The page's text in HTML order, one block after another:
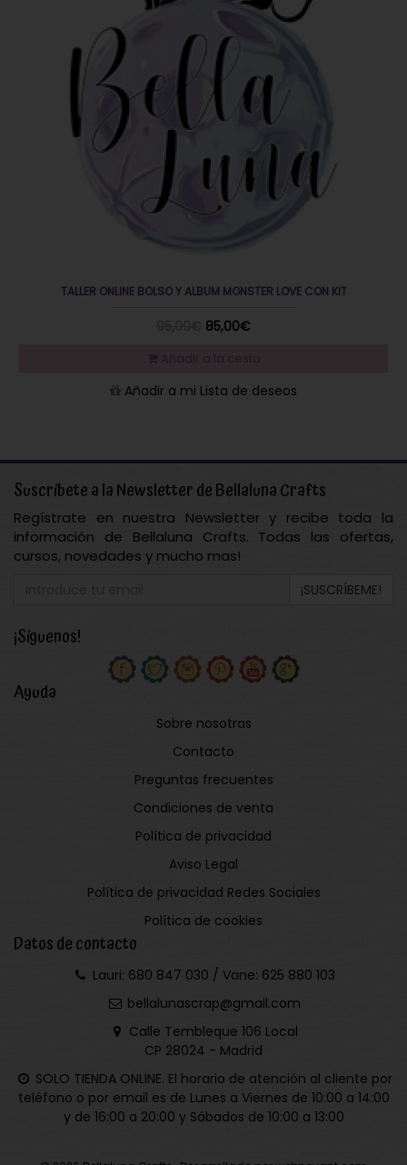
TALLER ONLINE BOLSO Y ALBUM MONSTER LOVE CON KIT
85,00€
Añadir a mi Lista de deseos
Suscríbete a la Newsletter de Bellaluna Crafts
Regístrate en nuestra Newsletter y recibe toda la
información de Bellaluna Crafts. Todas las ofertas,
cursos, novedades y mucho mas!
¡SUSCRÍBEME!
¡Síguenos!
Ayuda
Sobre nosotras
Contacto
Preguntas frecuentes
Condiciones de venta
Política de privacidad
Aviso Legal
Política de privacidad Redes Sociales
Política de cookies
Datos de contacto
Lauri: 680 847 030 / Vane: 625 880 103
bellalunascrap@gmail.com
Calle Tembleque 106 Local
CP 28024 - Madrid
SOLO TIENDA ONLINE. El horario de atención al cliente por
teléfono o por email es de Lunes a Viernes de 10:00 a 14:00
y de 16:00 a 20:00 y Sábados de 10:00 a 13:00